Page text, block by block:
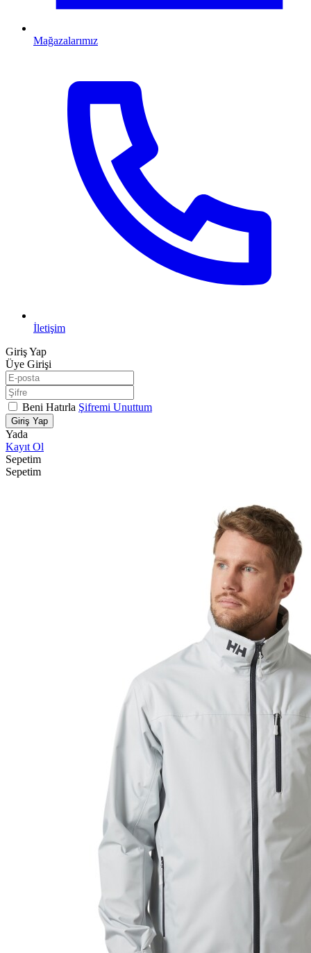
Mağazalarımız
İletişim
Giriş Yap
Üye Girişi
Beni Hatırla Şifremi Unuttum
Giriş Yap
Yada
Kayıt Ol
Sepetim
Sepetim